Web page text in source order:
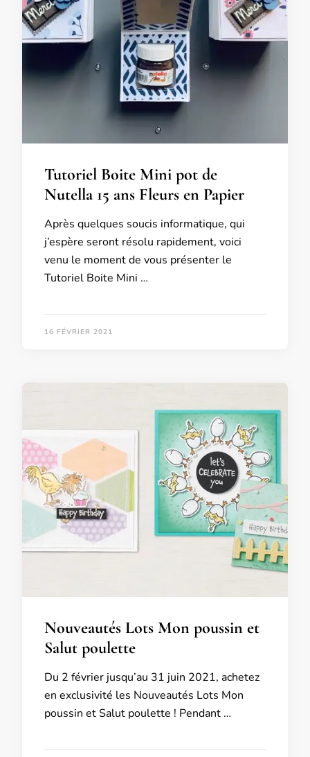
Tutoriel Boite Mini pot de
Nutella 15 ans Fleurs en Papier
Après quelques soucis informatique, qui
j’espère seront résolu rapidement, voici
venu le moment de vous présenter le
Tutoriel Boite Mini …
16 FÉVRIER 2021
Nouveautés Lots Mon poussin et
Salut poulette
Du 2 février jusqu’au 31 juin 2021, achetez
en exclusivité les Nouveautés Lots Mon
poussin et Salut poulette ! Pendant …